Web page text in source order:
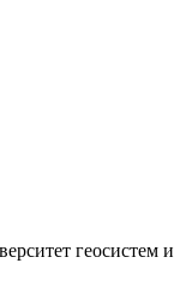
геосистем и